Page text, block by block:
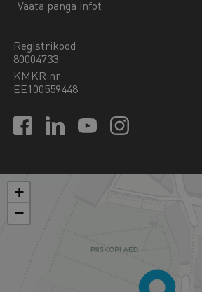
Vaata panga infot
Registrikood
80004733
KMKR nr
EE100559448
+
−